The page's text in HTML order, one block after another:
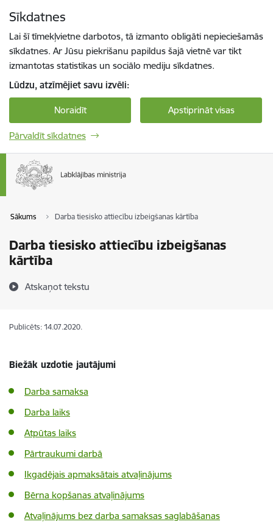
Sīkdatnes
Lai šī tīmekļvietne darbotos, tā izmanto obligāti nepieciešamās
sīkdatnes. Ar Jūsu piekrišanu papildus šajā vietnē var tikt
izmantotas statistikas un sociālo mediju sīkdatnes.
Lūdzu, atzīmējiet savu izvēli:
Noraidīt Apstiprināt visas
Pārvaldīt sīkdatnes
Sākums Darba tiesisko attiecību izbeigšanas kārtība
Darba tiesisko attiecību izbeigšanas
kārtība
Atskaņot tekstu
Publicēts: 14.07.2020.
Biežāk uzdotie jautājumi
Darba samaksa
Darba laiks
Atpūtas laiks
Pārtraukumi darbā
Ikgadējais apmaksātais atvaļinājums
Bērna kopšanas atvaļinājums
Atvaļinājums bez darba samaksas saglabāšanas